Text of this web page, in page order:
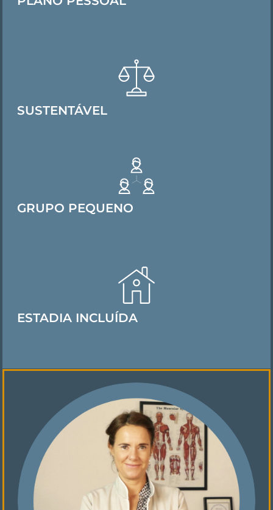
SUSTENTÁVEL
GRUPO PEQUENO
ESTADIA INCLUÍDA